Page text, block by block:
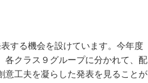
する機会を設けています。今年度
各クラス９グループに分かれて、配
意工夫を凝らした発表を見ることが